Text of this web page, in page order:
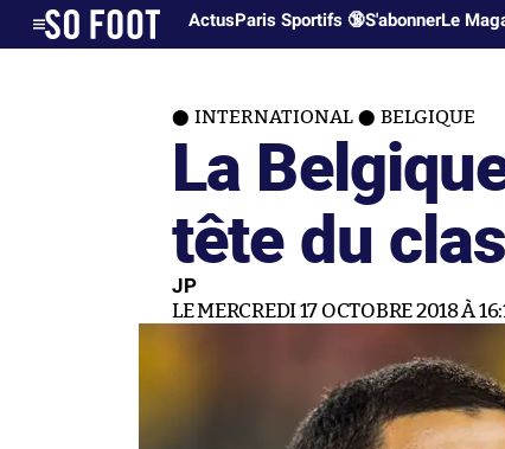
ActusParis Sportifs 🔞S'abonnerLe
INTERNATIONAL BELGIQUE
La
tête du
JP
LE MERCREDI 17 OCTOBRE 2018 À